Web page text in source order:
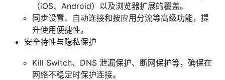
（iOS、Android）以及浏览器扩展的覆盖。
同步设置、自动连接和按应用分流等高级功能，提
升使用便捷性。
安全特性与隐私保护
Kill Switch、DNS 泄漏保护、断网保护等，确保在
网络不稳定时保护连接。